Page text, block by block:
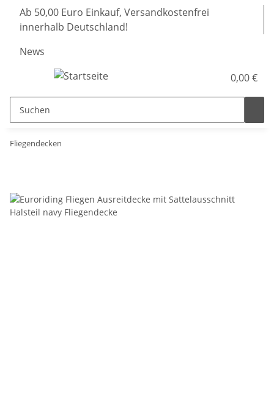
Ab 50,00 Euro Einkauf, Versandkostenfrei
innerhalb Deutschland!
News
0,00 €
Fliegendecken